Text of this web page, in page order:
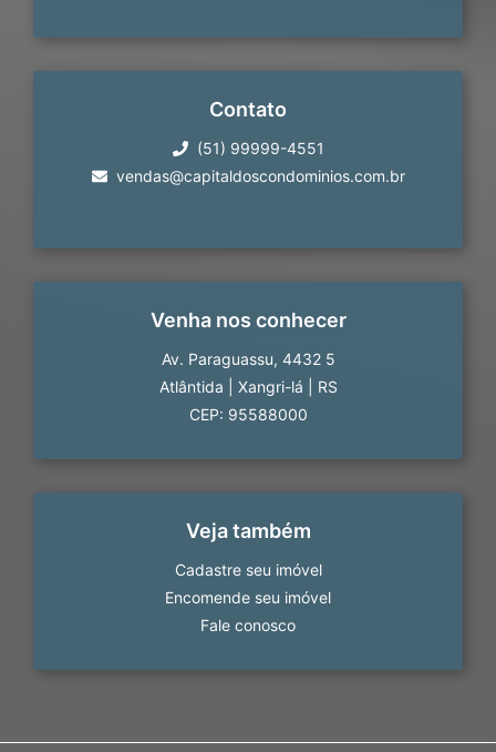
Contato
(51) 99999-4551
vendas@capitaldoscondominios.com.br
Venha nos conhecer
Av. Paraguassu, 4432 5
Atlântida
Xangri-lá
RS
CEP: 95588000
Veja também
Cadastre seu imóvel
Encomende seu imóvel
Fale conosco